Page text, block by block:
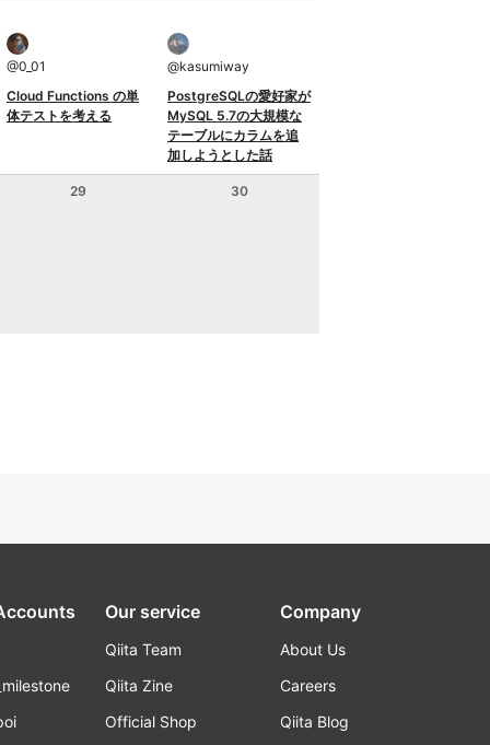
@0_01
Cloud Functions の単
体テストを考える
@kasumiway
PostgreSQLの愛好家が
MySQL 5.7の大規模な
テーブルにカラムを追
加しようとした話
29 30
Our service
Qiita Team
Qiita Zine
Official Shop
Company
About Us
Careers
Qiita Blog